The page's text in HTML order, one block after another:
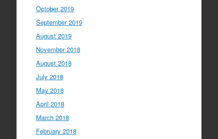
October 2019
September 2019
August 2019
November 2018
August 2018
July 2018
May 2018
April 2018
March 2018
February 2018